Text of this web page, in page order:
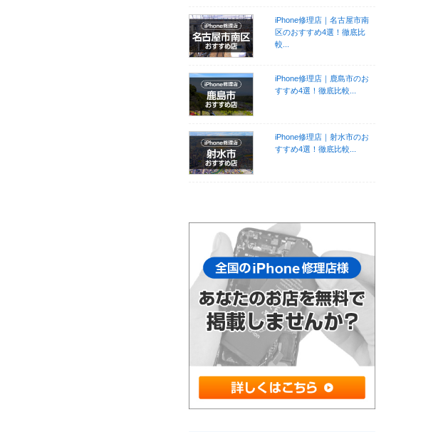
iPhone修理店｜名古屋市南
区のおすすめ4選！徹底比
較...
iPhone修理店｜鹿島市のお
すすめ4選！徹底比較...
iPhone修理店｜射水市のお
すすめ4選！徹底比較...